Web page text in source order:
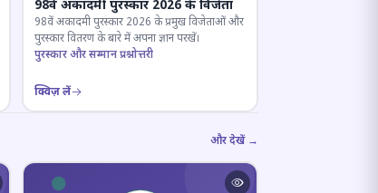
98वें अकादमी पुरस्कार 2026 के विजेता
98वें अकादमी पुरस्कार 2026 के प्रमुख विजेताओं और
पुरस्कार वितरण के बारे में अपना ज्ञान परखें।
पुरस्कार और सम्मान प्रश्नोत्तरी
क्विज़ लें
और देखें →